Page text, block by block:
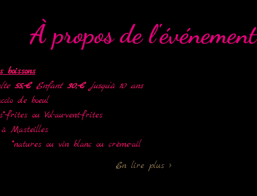
À propos de l'événement
55,-€ Enfant 30,-€ jusqu’à 10 ans
de boeul
frites ou Vol-au-vent-frites
Masteilles
ou vin blanc ou crème-ail
En lire plus >